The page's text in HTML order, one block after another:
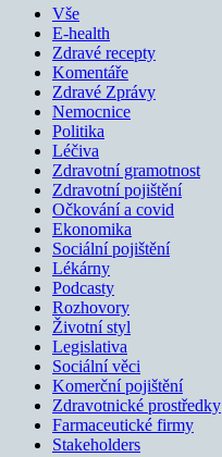
Vše
E-health
Zdravé recepty
Komentáře
Zdravé Zprávy
Nemocnice
Politika
Léčiva
Zdravotní gramotnost
Zdravotní pojištění
Očkování a covid
Ekonomika
Sociální pojištění
Lékárny
Podcasty
Rozhovory
Životní styl
Legislativa
Sociální věci
Komerční pojištění
Zdravotnické prostředky
Farmaceutické firmy
Stakeholders